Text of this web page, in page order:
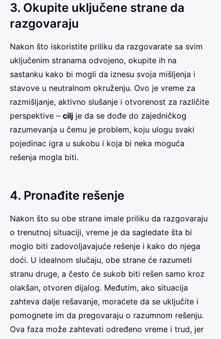
3. Okupite uključene strane da
razgovaraju
Nakon što iskoristite priliku da razgovarate sa svim
uključenim stranama odvojeno, okupite ih na
sastanku kako bi mogli da iznesu svoja mišljenja i
stavove u neutralnom okruženju. Ovo je vreme za
razmišljanje, aktivno slušanje i otvorenost za različite
perspektive – cilj je da se dođe do zajedničkog
razumevanja u čemu je problem, koju ulogu svaki
pojedinac igra u sukobu i koja bi neka moguća
rešenja mogla biti.
4. Pronađite rešenje
Nakon što su obe strane imale priliku da razgovaraju
o trenutnoj situaciji, vreme je da sagledate šta bi
moglo biti zadovoljavajuće rešenje i kako do njega
doći. U idealnom slučaju, obe strane će razumeti
stranu druge, a često će sukob biti rešen samo kroz
olakšan, otvoren dijalog. Međutim, ako situacija
zahteva dalje rešavanje, moraćete da se uključite i
pomognete im da pregovaraju o razumnom rešenju.
Ova faza može zahtevati određeno vreme i trud, jer